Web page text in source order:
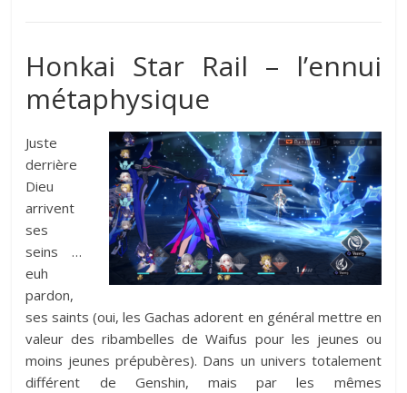
Honkai Star Rail – l’ennui
métaphysique
Juste
derrière
Dieu
arrivent
ses
seins …
euh
pardon,
ses saints (oui, les Gachas adorent en général mettre en
valeur des ribambelles de Waifus pour les jeunes ou
moins jeunes prépubères). Dans un univers totalement
différent de Genshin, mais par les mêmes